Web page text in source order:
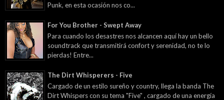
Punk, en esta ocasión nos co...
For You Brother - Swept Away
Para cuando los desastres nos alcancen aquí hay un bello
soundtrack que transmitirá confort y serenidad, no te lo
pierdas! Entre...
The Dirt Whisperers - Five
Cargado de un estilo sureño y country, llega la banda The
Dirt Whispers con su tema "Five" , cargado de una energía